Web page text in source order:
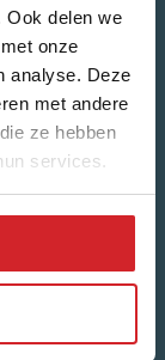
Ook delen we
onze
analyse. Deze
met andere
ze hebben
services.